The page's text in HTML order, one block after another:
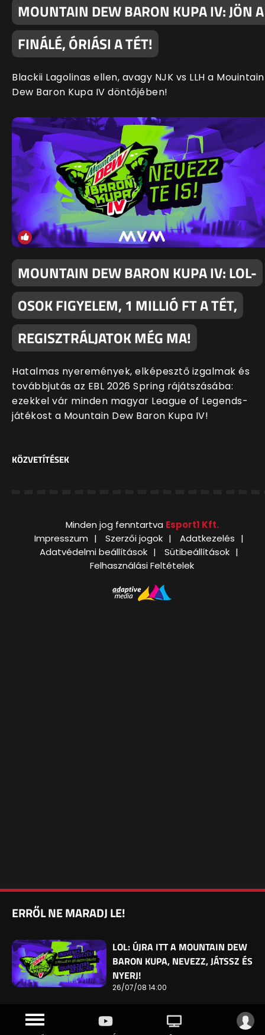
MOUNTAIN DEW BARON KUPA IV: JÖN A
FINÁLÉ, ÓRIÁSI A TÉT!
Blackii Lagolinas ellen, avagy NJK vs LLH a Mouintain
Dew Baron Kupa IV döntőjében!
MOUNTAIN DEW BARON KUPA IV: LOL-
OSOK FIGYELEM, 1 MILLIÓ FT A TÉT,
REGISZTRÁLJATOK MÉG MA!
Hatalmas nyeremények, elképesztő izgalmak és
továbbjutás az EBL 2026 Spring rájátszásába:
ezekkel vár minden magyar League of Legends-
játékost a Mountain Dew Baron Kupa IV!
KÖZVETÍTÉSEK
Minden jog fenntartva Esport1 Kft.
Impresszum
Szerzői jogok
Adatkezelés
Adatvédelmi beállítások
Sütibeállítások
Felhasználási Feltételek
ERRŐL NE MARADJ LE!
LOL: ÚJRA ITT A MOUNTAIN DEW
BARON KUPA, NEVEZZ, JÁTSSZ ÉS
NYERJ!
26/07/08 14:00